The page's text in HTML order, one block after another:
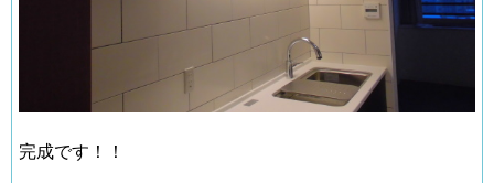
完成です！！